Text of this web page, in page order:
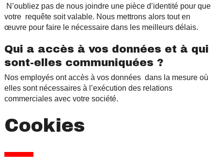
N’oubliez pas de nous joindre une pièce d’identité pour que
votre requête soit valable. Nous mettrons alors tout en
œuvre pour faire le nécessaire dans les meilleurs délais.
Qui a accès à vos données et à qui
sont-elles communiquées ?
Nos employés ont accès à vos données dans la mesure où
elles sont nécessaires à l’exécution des relations
commerciales avec votre société.
Cookies